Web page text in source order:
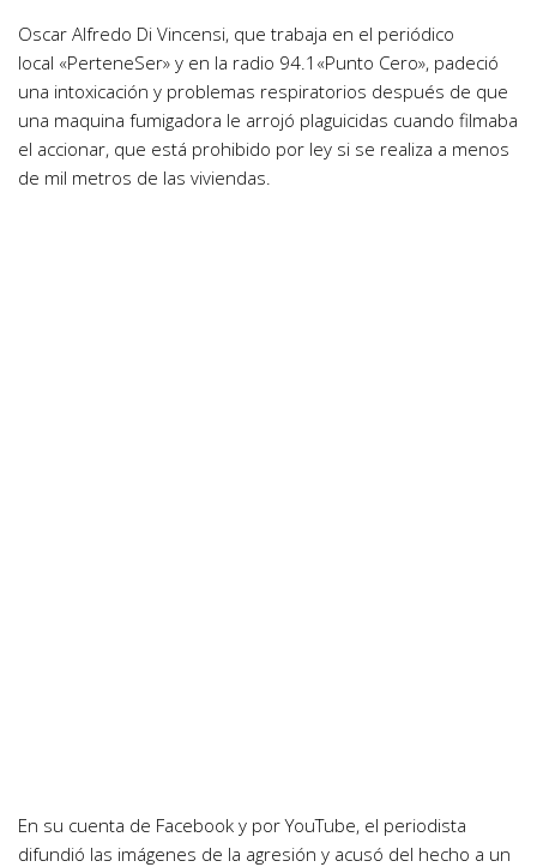
Oscar Alfredo Di Vincensi, que trabaja en el periódico
local «PerteneSer» y en la radio 94.1 «Punto Cero», padeció
una intoxicación y problemas respiratorios después de que
una maquina fumigadora le arrojó plaguicidas cuando filmaba
el accionar, que está prohibido por ley si se realiza a menos
de mil metros de las viviendas.
En su cuenta de Facebook y por YouTube, el periodista
difundió las imágenes de la agresión y acusó del hecho a un